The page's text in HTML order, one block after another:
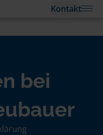
Kontakt
bei